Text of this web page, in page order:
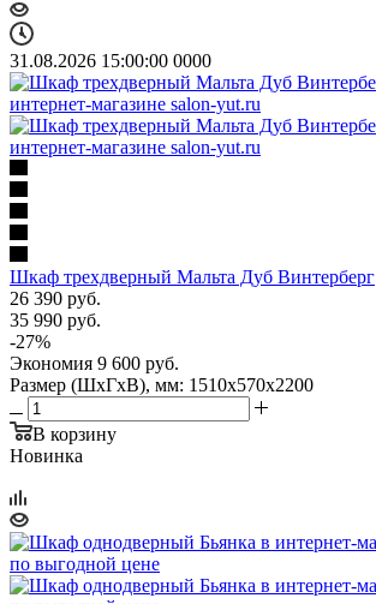
31.08.2026 15:00:00 0000
Шкаф трехдверный Мальта Дуб Винтерберг
26 390 руб.
35 990 руб.
-27%
Экономия 9 600 руб.
Размер (ШхГхВ), мм: 1510х570х2200
В корзину
Новинка